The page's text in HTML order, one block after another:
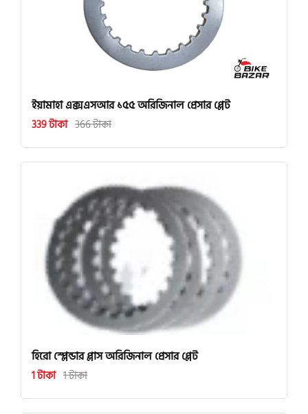
ইয়ামাহা এক্সএসআর ১৫৫ অরিজিনাল প্রেসার প্লেট
339 টাকা 366 টাকা
হিরো স্প্লেন্ডার প্লাস অরিজিনাল প্রেসার প্লেট
1 টাকা 1 টাকা